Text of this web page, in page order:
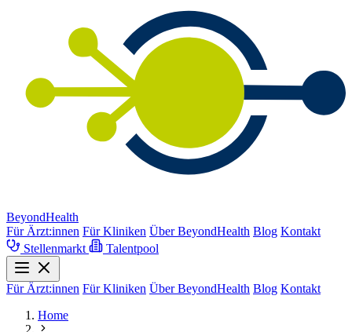
BeyondHealth
Für Ärzt:innen Für Kliniken Über BeyondHealth Blog Kontakt
Stellenmarkt
Talentpool
Für Ärzt:innen Für Kliniken Über BeyondHealth Blog Kontakt
Home